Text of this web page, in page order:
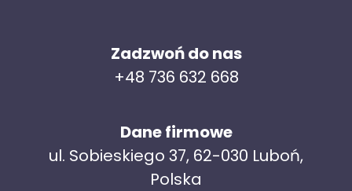
Zadzwoń do nas
+48 736 632 668
Dane firmowe
ul. Sobieskiego 37, 62-030 Luboń,
Polska